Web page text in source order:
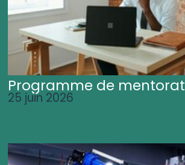
Programme de mentorat
25 juin 2026